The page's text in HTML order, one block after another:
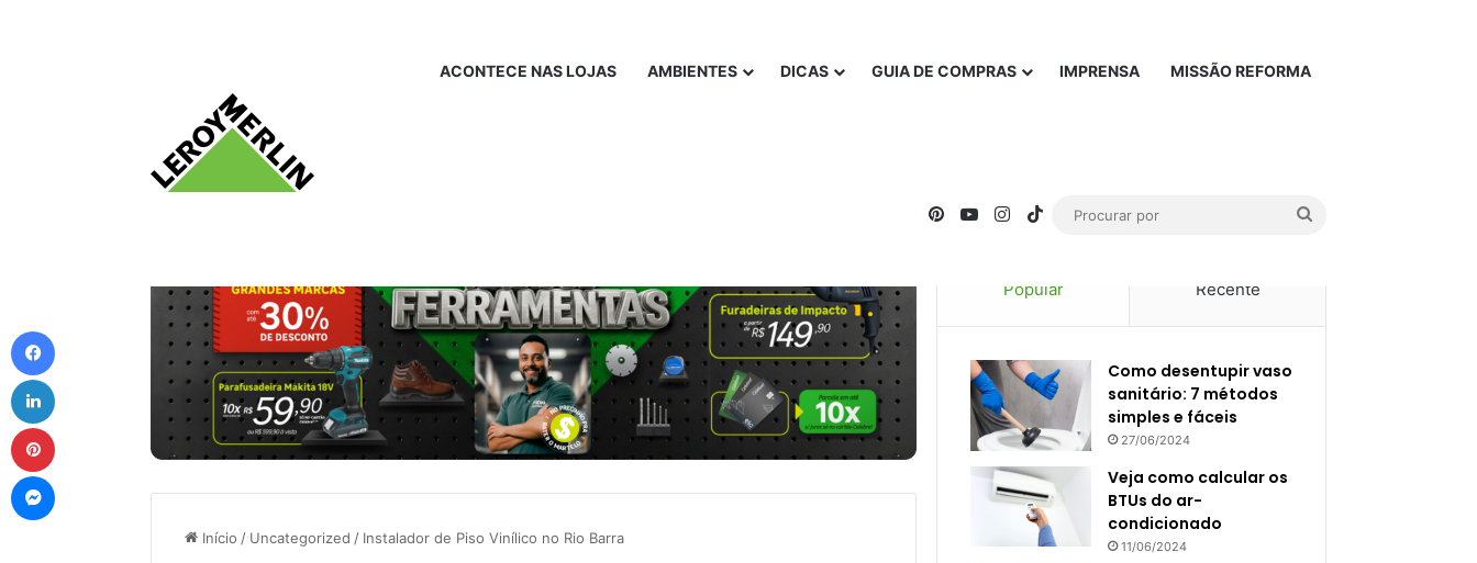
ACONTECE NAS LOJAS AMBIENTES DICAS GUIA DE COMPRAS IMPRENSA MISSÃO REFORMA
PinterestYouTubeInstagram
TikTok
Início / Uncategorized / Instalador de Piso Vinílico no Rio Barra
Popular Recente
Como desentupir vaso
sanitário: 7 métodos
simples e fáceis
27/06/2024
Veja como calcular os
BTUs do ar-
condicionado
11/06/2024